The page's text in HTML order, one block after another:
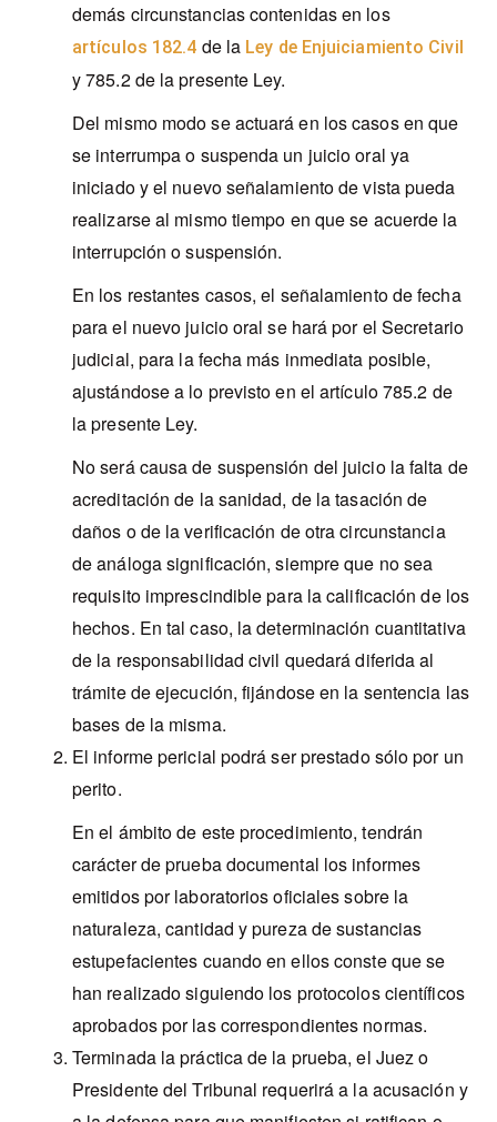
demás circunstancias contenidas en los
artículos 182.4 de la Ley de Enjuiciamiento Civil
y 785.2 de la presente Ley.
Del mismo modo se actuará en los casos en que
se interrumpa o suspenda un juicio oral ya
iniciado y el nuevo señalamiento de vista pueda
realizarse al mismo tiempo en que se acuerde la
interrupción o suspensión.
En los restantes casos, el señalamiento de fecha
para el nuevo juicio oral se hará por el Secretario
judicial, para la fecha más inmediata posible,
ajustándose a lo previsto en el artículo 785.2 de
la presente Ley.
No será causa de suspensión del juicio la falta de
acreditación de la sanidad, de la tasación de
daños o de la verificación de otra circunstancia
de análoga significación, siempre que no sea
requisito imprescindible para la calificación de los
hechos. En tal caso, la determinación cuantitativa
de la responsabilidad civil quedará diferida al
trámite de ejecución, fijándose en la sentencia las
bases de la misma.
El informe pericial podrá ser prestado sólo por un
perito.
En el ámbito de este procedimiento, tendrán
carácter de prueba documental los informes
emitidos por laboratorios oficiales sobre la
naturaleza, cantidad y pureza de sustancias
estupefacientes cuando en ellos conste que se
han realizado siguiendo los protocolos científicos
aprobados por las correspondientes normas.
Terminada la práctica de la prueba, el Juez o
Presidente del Tribunal requerirá a la acusación y